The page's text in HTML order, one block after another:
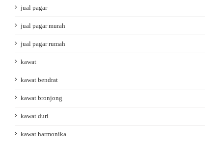
jual pagar
jual pagar murah
jual pagar rumah
kawat
kawat bendrat
kawat bronjong
kawat duri
kawat harmonika